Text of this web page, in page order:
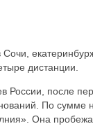
Сочи,
дистанции.
после
По
Она